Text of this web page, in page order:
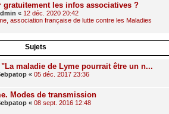
gratuitement les infos associatives ?
« 12 déc. 2020 20:42
association française de lutte contre les Maladies
Sujets
maladie de Lyme pourrait être un n...
« 05 déc. 2017 23:36
Modes de transmission
« 08 sept. 2016 12:48